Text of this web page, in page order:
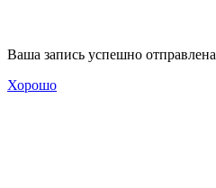
Ваша запись успешно отправлена
Хорошо